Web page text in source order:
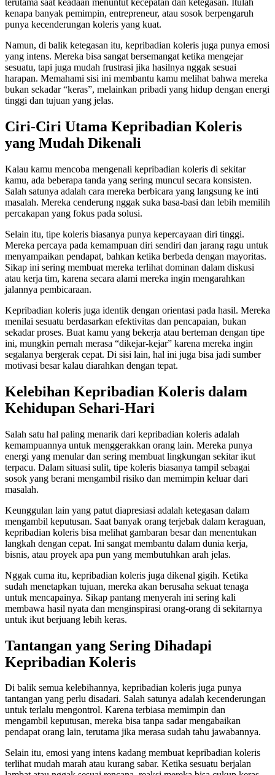
terutama saat keadaan menuntut kecepatan dan ketegasan. Itulah
kenapa banyak pemimpin, entrepreneur, atau sosok berpengaruh
punya kecenderungan koleris yang kuat.
Namun, di balik ketegasan itu, kepribadian koleris juga punya emosi
yang intens. Mereka bisa sangat bersemangat ketika mengejar
sesuatu, tapi juga mudah frustrasi jika hasilnya nggak sesuai
harapan. Memahami sisi ini membantu kamu melihat bahwa mereka
bukan sekadar “keras”, melainkan pribadi yang hidup dengan energi
tinggi dan tujuan yang jelas.
Ciri-Ciri Utama Kepribadian Koleris
yang Mudah Dikenali
Kalau kamu mencoba mengenali kepribadian koleris di sekitar
kamu, ada beberapa tanda yang sering muncul secara konsisten.
Salah satunya adalah cara mereka berbicara yang langsung ke inti
masalah. Mereka cenderung nggak suka basa-basi dan lebih memilih
percakapan yang fokus pada solusi.
Selain itu, tipe koleris biasanya punya kepercayaan diri tinggi.
Mereka percaya pada kemampuan diri sendiri dan jarang ragu untuk
menyampaikan pendapat, bahkan ketika berbeda dengan mayoritas.
Sikap ini sering membuat mereka terlihat dominan dalam diskusi
atau kerja tim, karena secara alami mereka ingin mengarahkan
jalannya pembicaraan.
Kepribadian koleris juga identik dengan orientasi pada hasil. Mereka
menilai sesuatu berdasarkan efektivitas dan pencapaian, bukan
sekadar proses. Buat kamu yang bekerja atau berteman dengan tipe
ini, mungkin pernah merasa “dikejar-kejar” karena mereka ingin
segalanya bergerak cepat. Di sisi lain, hal ini juga bisa jadi sumber
motivasi besar kalau diarahkan dengan tepat.
Kelebihan Kepribadian Koleris dalam
Kehidupan Sehari-Hari
Salah satu hal paling menarik dari kepribadian koleris adalah
kemampuannya untuk menggerakkan orang lain. Mereka punya
energi yang menular dan sering membuat lingkungan sekitar ikut
terpacu. Dalam situasi sulit, tipe koleris biasanya tampil sebagai
sosok yang berani mengambil risiko dan memimpin keluar dari
masalah.
Keunggulan lain yang patut diapresiasi adalah ketegasan dalam
mengambil keputusan. Saat banyak orang terjebak dalam keraguan,
kepribadian koleris bisa melihat gambaran besar dan menentukan
langkah dengan cepat. Ini sangat membantu dalam dunia kerja,
bisnis, atau proyek apa pun yang membutuhkan arah jelas.
Nggak cuma itu, kepribadian koleris juga dikenal gigih. Ketika
sudah menetapkan tujuan, mereka akan berusaha sekuat tenaga
untuk mencapainya. Sikap pantang menyerah ini sering kali
membawa hasil nyata dan menginspirasi orang-orang di sekitarnya
untuk ikut berjuang lebih keras.
Tantangan yang Sering Dihadapi
Kepribadian Koleris
Di balik semua kelebihannya, kepribadian koleris juga punya
tantangan yang perlu disadari. Salah satunya adalah kecenderungan
untuk terlalu mengontrol. Karena terbiasa memimpin dan
mengambil keputusan, mereka bisa tanpa sadar mengabaikan
pendapat orang lain, terutama jika merasa sudah tahu jawabannya.
Selain itu, emosi yang intens kadang membuat kepribadian koleris
terlihat mudah marah atau kurang sabar. Ketika sesuatu berjalan